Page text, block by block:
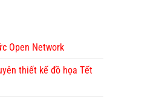
Open Network
thiết kế đồ họa Tết